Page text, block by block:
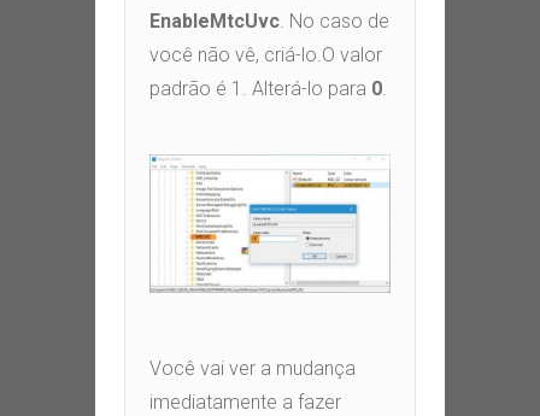
EnableMtcUvc. No caso de
você não vê, criá-lo.O valor
padrão é 1. Alterá-lo para 0.
Você vai ver a mudança
imediatamente a fazer